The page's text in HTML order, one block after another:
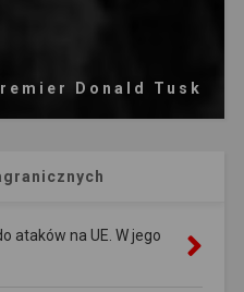
Donald Tusk
ataków na UE. W jego